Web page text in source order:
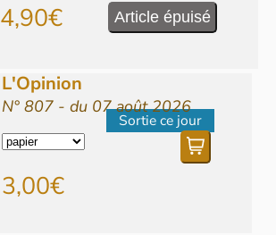
4,90€ Article épuisé
Sortie ce jour
L'Opinion
N° 807 - du 07 août 2026
3,00€